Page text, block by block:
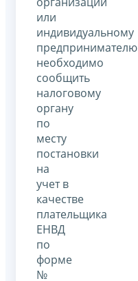
или
индивидуальному
предпринимателю
необходимо
сообщить
налоговому
органу
по
месту
постановки
на
учет в
качестве
плательщика
ЕНВД
по
форме
№